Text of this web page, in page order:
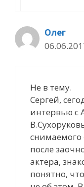
Олег
Не в тему.
Сергей,
интервью с
после
актера,
понятно,